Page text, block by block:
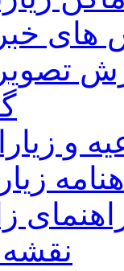
های
و
نقشه